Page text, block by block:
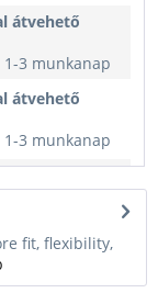
átvehető
3 munkanap
átvehető
3 munkanap
fit, flexibility,